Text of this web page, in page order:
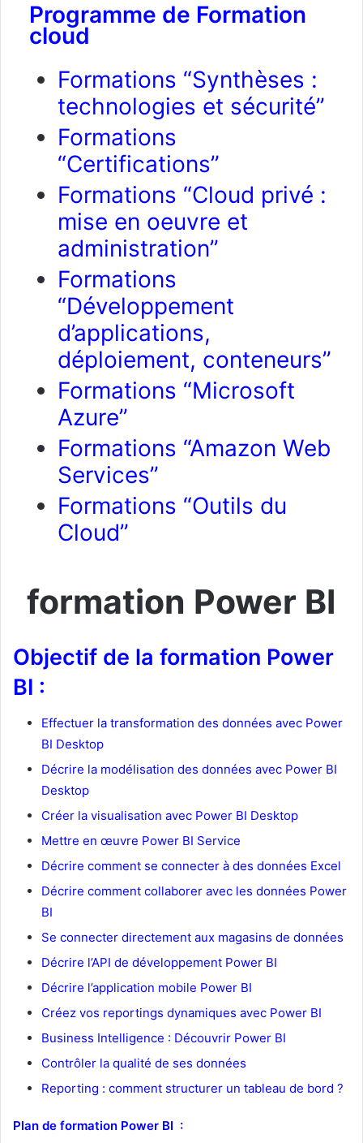
Programme de Formation
cloud
Formations “Synthèses :
technologies et sécurité”
Formations
“Certifications”
Formations “Cloud privé :
mise en oeuvre et
administration”
Formations
“Développement
d’applications,
déploiement, conteneurs”
Formations “Microsoft
Azure”
Formations “Amazon Web
Services”
Formations “Outils du
Cloud”
formation Power BI
Objectif de la formation Power
BI :
Effectuer la transformation des données avec Power
BI Desktop
Décrire la modélisation des données avec Power BI
Desktop
Créer la visualisation avec Power BI Desktop
Mettre en œuvre Power BI Service
Décrire comment se connecter à des données Excel
Décrire comment collaborer avec les données Power
BI
Se connecter directement aux magasins de données
Décrire l’API de développement Power BI
Décrire l’application mobile Power BI
Créez vos reportings dynamiques avec Power BI
Business Intelligence : Découvrir Power BI
Contrôler la qualité de ses données
Reporting : comment structurer un tableau de bord ?
Plan de formation Power BI :